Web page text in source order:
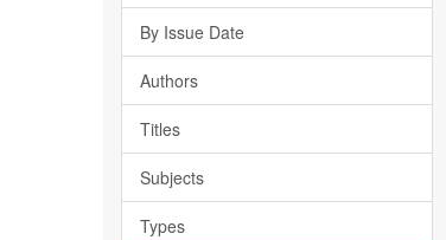
By Issue Date
Authors
Titles
Subjects
Types